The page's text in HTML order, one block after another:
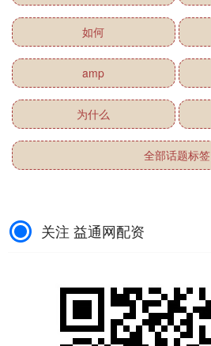
如何
amp
为什么
全部话题标签
关注 益通网配资